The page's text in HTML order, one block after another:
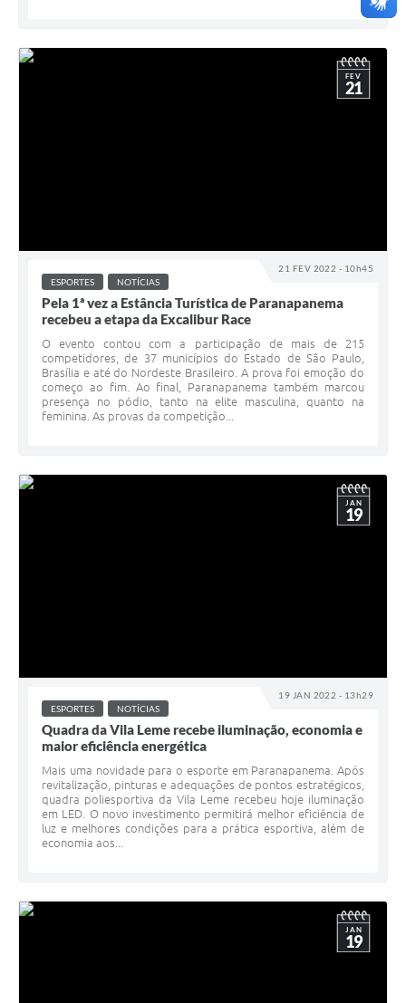
21 FEV 2022 - 10h45
FEV
21
ESPORTES NOTÍCIAS
Pela 1ª vez a Estância Turística de Paranapanema
recebeu a etapa da Excalibur Race
O evento contou com a participação de mais de 215
competidores, de 37 municípios do Estado de São Paulo,
Brasília e até do Nordeste Brasileiro. A prova foi emoção do
começo ao fim. Ao final, Paranapanema também marcou
presença no pódio, tanto na elite masculina, quanto na
feminina. As provas da competição...
19 JAN 2022 - 13h29
JAN
19
ESPORTES NOTÍCIAS
Quadra da Vila Leme recebe iluminação, economia e
maior eficiência energética
Mais uma novidade para o esporte em Paranapanema. Após
revitalização, pinturas e adequações de pontos estratégicos,
quadra poliesportiva da Vila Leme recebeu hoje iluminação
em LED. O novo investimento permitirá melhor eficiência de
luz e melhores condições para a prática esportiva, além de
economia aos...
JAN
19